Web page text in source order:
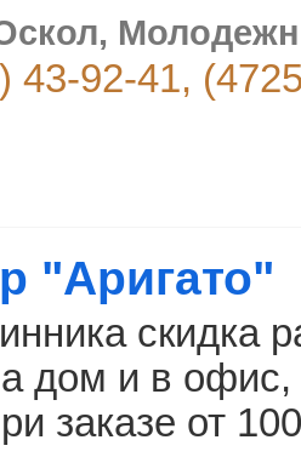
43-92-41,
"Аригато"
скидка
дом и в офис,
заказе от